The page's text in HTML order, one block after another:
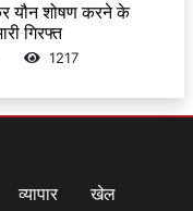
यौन शोषण करने के
गिरफ्त
1217
व्यापार खेल